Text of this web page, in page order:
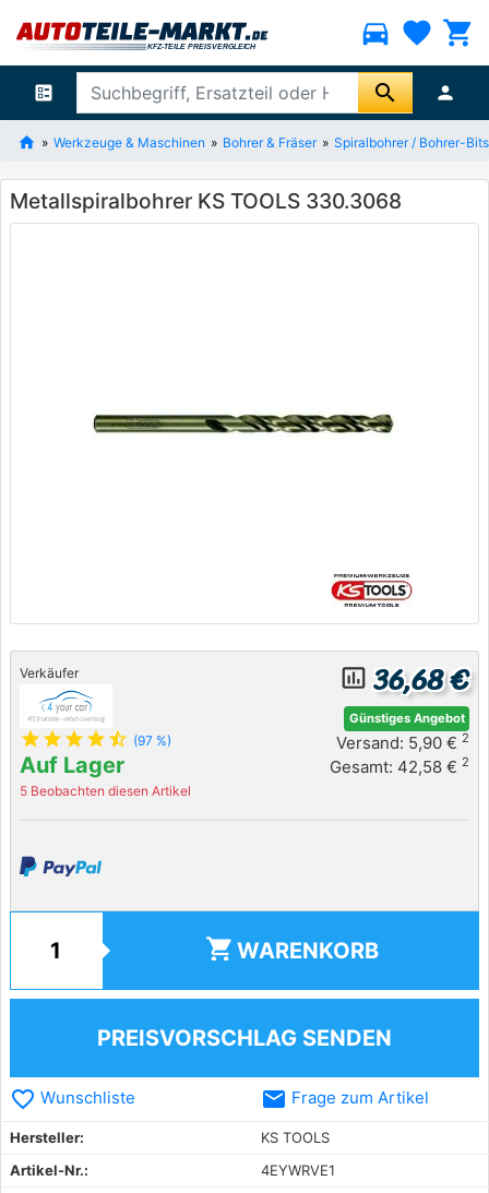
directions_car favorite shopping_cart
ballot search person
Werkzeuge & Maschinen Bohrer & Fräser Spiralbohrer / Bohrer-Bits
Metallspiralbohrer KS TOOLS 330.3068
Verkäufer
star star star star star_half (97 %)
Auf Lager
5 Beobachten diesen Artikel
insert_chart_outlined 36,68 €
Günstiges Angebot
Versand: 5,90 € 2
Gesamt: 42,58 € 2
shopping_cart WARENKORB
PREISVORSCHLAG SENDEN
favorite_border Wunschliste email Frage zum Artikel
Hersteller:
KS TOOLS
Artikel-Nr.:
4EYWRVE1